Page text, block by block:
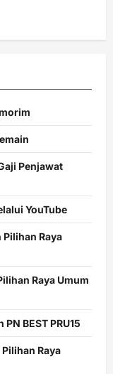
Penjawat
YouTube
Raya
Raya Umum
BEST PRU15
Raya